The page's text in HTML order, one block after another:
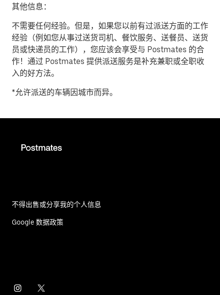
其他信息：
不需要任何经验。但是，如果您以前有过派送方面的工作
经验（例如您从事过送货司机、餐饮服务、送餐员、送货
员或快递员的工作），您应该会享受与 Postmates 的合
作！通过 Postmates 提供派送服务是补充兼职或全职收
入的好方法。
*允许派送的车辆因城市而异。
不得出售或分享我的个人信息
Google 数据政策